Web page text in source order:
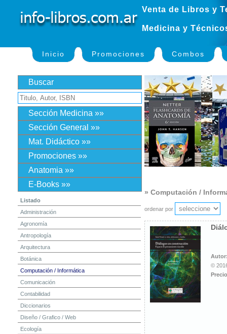
Venta de Libros y
Medicina y
Inicio Promociones Combos
Buscar
Sección Medicina »»
Sección General »»
Mat. Didáctico »»
Promociones »»
Anatomia »»
E-Books »»
Listado
Administración
Agronomía
Antropología
Arquitectura
Botánica
Computación / Informática
Comunicación
Contabilidad
Diccionarios
Diseño / Grafico / Web
Ecología
» Computación /
ordenar por
©